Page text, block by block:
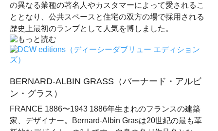
の異なる業種の著名人やカスタマーによって愛されるこ
ととなり、公共スペースと住宅の双方の場で採用される
歴史上最初のランプとして人気を博しました。
BERNARD-ALBIN GRASS（バーナード・アルビ
ン・グラス）
FRANCE 1886〜1943 1886年生まれのフランスの建築
家、デザイナー。Bernard-Albin Grasは20世紀の最も革